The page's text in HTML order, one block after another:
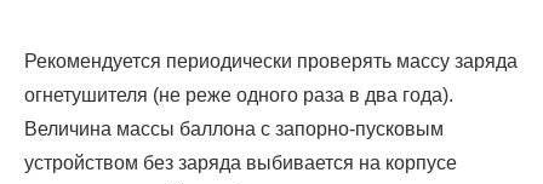
Рекомендуется периодически проверять массу заряда
огнетушителя (не реже одного раза в два года).
Величина массы баллона с запорно-пусковым
устройством без заряда выбивается на корпусе